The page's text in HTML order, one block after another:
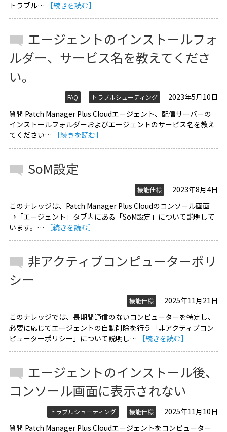
トラブル…
［続きを読む］
エージェントのインストールフォ
ルダー、サービス名を教えてくださ
い。
FAQ トラブルシューティング
2023年5月10日
質問 Patch Manager Plus Cloudエージェント、配信サーバーの
インストールフォルダーおよびエージェントのサービス名を教え
てください…
［続きを読む］
SoM設定
機能仕様
2023年8月4日
このナレッジは、Patch Manager Plus Cloudのコンソール画面
→「エージェント」タブ内にある「SoM設定」について説明して
います。…
［続きを読む］
非アクティブコンピューターポリ
シー
機能仕様
2025年11月21日
このナレッジでは、長期間通信のないコンピューターを特定し、
必要に応じてエージェントの自動削除を行う「非アクティブコン
ピューターポリシー」について説明し…
［続きを読む］
エージェントのインストール後、
コンソール画面に表示されない
トラブルシューティング 機能仕様
2025年11月10日
質問 Patch Manager Plus Cloudエージェントをコンピューター